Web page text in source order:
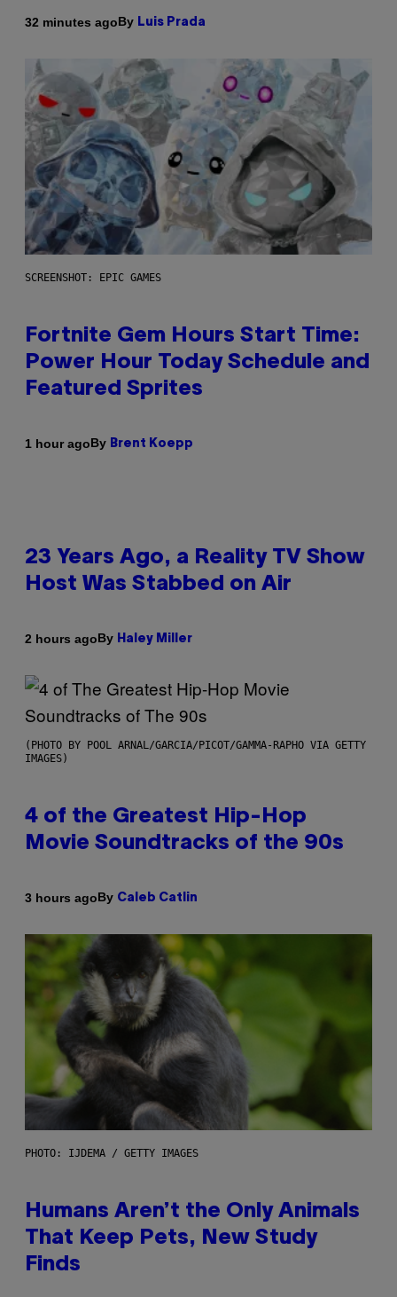
32 minutes agoBy Luis Prada
SCREENSHOT: EPIC GAMES
Fortnite Gem Hours Start Time:
Power Hour Today Schedule and
Featured Sprites
1 hour agoBy Brent Koepp
23 Years Ago, a Reality TV Show
Host Was Stabbed on Air
2 hours agoBy Haley Miller
(PHOTO BY POOL ARNAL/GARCIA/PICOT/GAMMA-RAPHO VIA GETTY
IMAGES)
4 of the Greatest Hip-Hop
Movie Soundtracks of the 90s
3 hours agoBy Caleb Catlin
PHOTO: IJDEMA / GETTY IMAGES
Humans Aren’t the Only Animals
That Keep Pets, New Study
Finds